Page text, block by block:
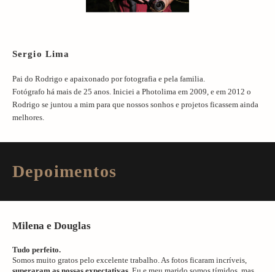
Sergio Lima
Pai do Rodrigo e apaixonado por fotografia e pela familia.
Fotógrafo há mais de 25 anos. Iniciei a Photolima em 2009, e em 2012 o
Rodrigo se juntou a mim para que nossos sonhos e projetos ficassem ainda
melhores.
Depoimentos
Milena e Douglas
Tudo perfeito.
Somos muito gratos pelo excelente trabalho. As fotos ficaram incríveis,